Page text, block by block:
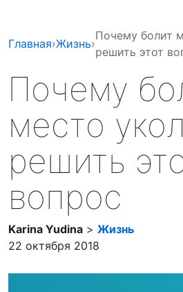
Главная›Жизнь›
Почему болит
решить этот
Почему
место
решить
вопрос
Karina Yudina > Жизнь
22 октября 2018